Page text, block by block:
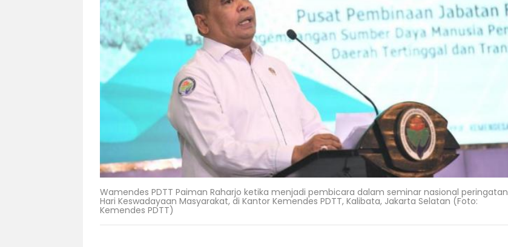
Wamendes PDTT Paiman Raharjo ketika menjadi pembicara dalam seminar nasional peringatan
Hari Keswadayaan Masyarakat, di Kantor Kemendes PDTT, Kalibata, Jakarta Selatan (Foto:
Kemendes PDTT)